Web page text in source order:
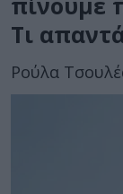
Τι
Ρούλα